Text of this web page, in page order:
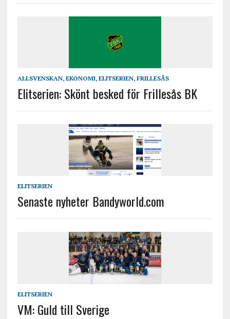
ALLSVENSKAN, EKONOMI, ELITSERIEN, FRILLESÅS
Elitserien: Skönt besked för Frillesås BK
ELITSERIEN
Senaste nyheter Bandyworld.com
ELITSERIEN
VM: Guld till Sverige